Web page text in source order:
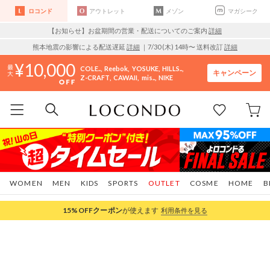
ロコンド アウトレット メゾン マガシーク
【お知らせ】お盆期間の営業・配送についてのご案内 詳細
熊本地震の影響による配送遅延 詳細 ｜7/30 (木) 14時〜 送料改訂詳細
10,000 COLE.. Reebok YOSUKE HILLS..
Z-CRAFT CAWAII mis.. NIKE
キャンペーン
WOMEN MEN KIDS SPORTS COSME HOME
OUTLET
15%OFFクーポンが使えます 利用条件を見る